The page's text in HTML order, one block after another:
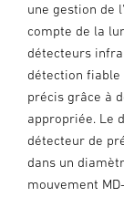
une gestion de
compte de la
détecteurs
détection fiable
précis grâce à
appropriée. Le
détecteur de
dans un
mouvement